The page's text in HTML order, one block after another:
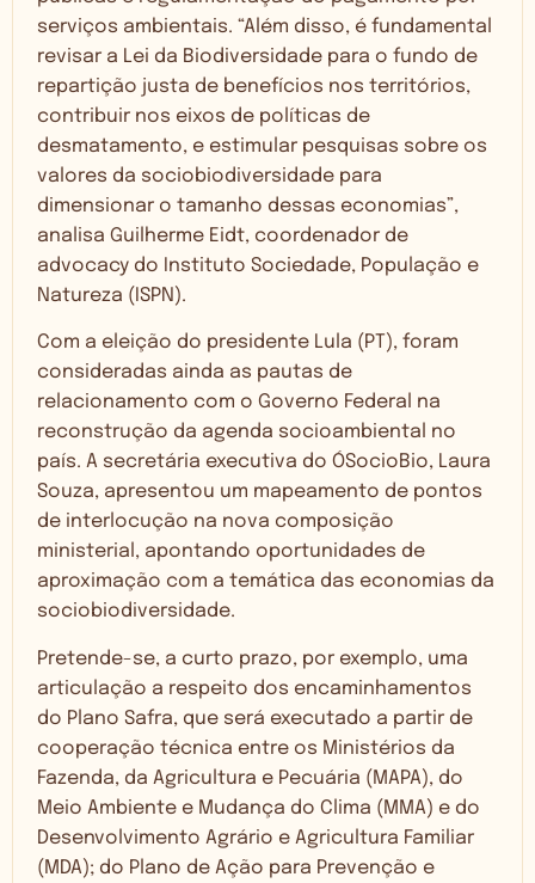
serviços ambientais. “Além disso, é fundamental
revisar a Lei da Biodiversidade para o fundo de
repartição justa de benefícios nos territórios,
contribuir nos eixos de políticas de
desmatamento, e estimular pesquisas sobre os
valores da sociobiodiversidade para
dimensionar o tamanho dessas economias”,
analisa Guilherme Eidt, coordenador de
advocacy do Instituto Sociedade, População e
Natureza (ISPN).
Com a eleição do presidente Lula (PT), foram
consideradas ainda as pautas de
relacionamento com o Governo Federal na
reconstrução da agenda socioambiental no
país. A secretária executiva do ÓSocioBio, Laura
Souza, apresentou um mapeamento de pontos
de interlocução na nova composição
ministerial, apontando oportunidades de
aproximação com a temática das economias da
sociobiodiversidade.
Pretende-se, a curto prazo, por exemplo, uma
articulação a respeito dos encaminhamentos
do Plano Safra, que será executado a partir de
cooperação técnica entre os Ministérios da
Fazenda, da Agricultura e Pecuária (MAPA), do
Meio Ambiente e Mudança do Clima (MMA) e do
Desenvolvimento Agrário e Agricultura Familiar
(MDA); do Plano de Ação para Prevenção e